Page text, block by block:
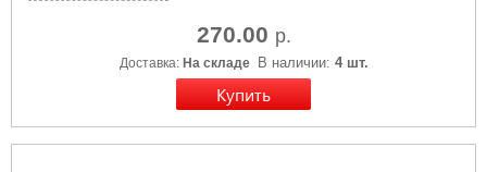
270.00 р.
Доставка: На складе В наличии: 4 шт.